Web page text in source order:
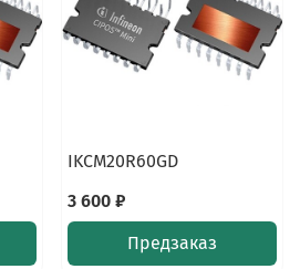
IKCM20R60GD
3 600 ₽
Предзаказ